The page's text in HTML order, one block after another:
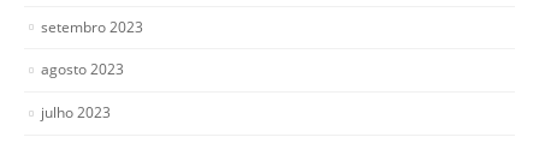
setembro 2023
agosto 2023
julho 2023